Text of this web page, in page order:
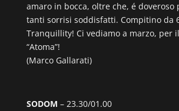
amaro in bocca, oltre che, é doveroso
tanti sorrisi soddisfatti. Compitino da
Tranquillity! Ci vediamo a marzo, per
“Atoma”!
(Marco Gallarati)
SODOM – 23.30/01.00